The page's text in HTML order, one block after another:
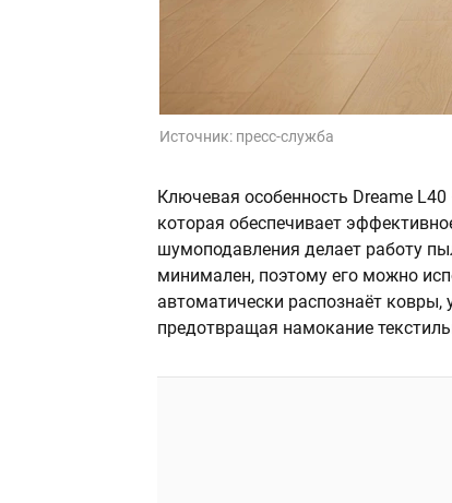
Источник: пресс-служба
Ключевая особенность Dreame
которая обеспечивает
шумоподавления делает работу
минимален, поэтому его можно
автоматически распознаёт
предотвращая намокание